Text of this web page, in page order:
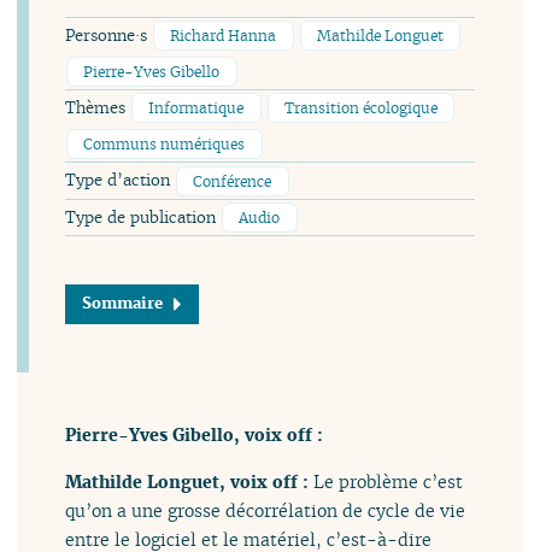
Personne·s Richard Hanna
Mathilde Longuet
Pierre-Yves Gibello
Thèmes Informatique
Transition écologique
Communs numériques
Type d’action Conférence
Type de publication Audio
Sommaire
Pierre-Yves Gibello, voix off :
Mathilde Longuet, voix off :Le problème c’est
qu’on a une grosse décorrélation de cycle de vie
entre le logiciel et le matériel, c’est-à-dire